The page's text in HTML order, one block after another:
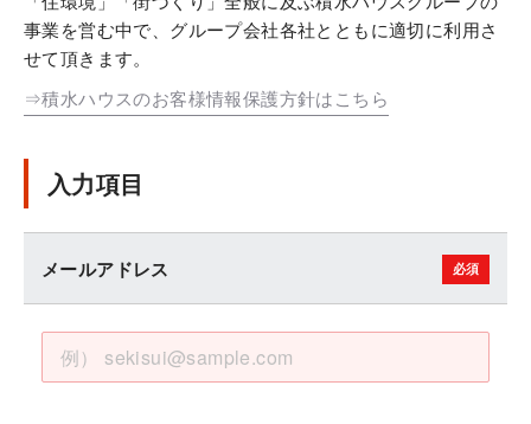
事業を営む中で、グループ会社各社とともに適切に利用さ
せて頂きます。
⇒積水ハウスのお客様情報保護方針はこちら
入力項目
メールアドレス